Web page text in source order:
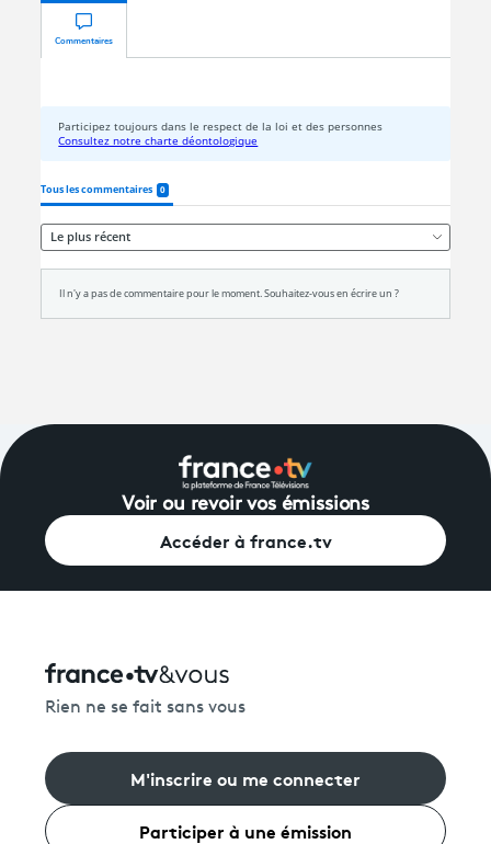
Voir ou revoir vos émissions
Accéder à france.tv
Rien ne se fait sans vous
M'inscrire ou me connecter
Participer à une émission